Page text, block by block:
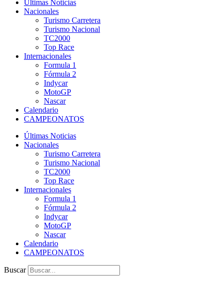
Últimas Noticias
Nacionales
Turismo Carretera
Turismo Nacional
TC2000
Top Race
Internacionales
Formula 1
Fórmula 2
Indycar
MotoGP
Nascar
Calendario
CAMPEONATOS
Últimas Noticias
Nacionales
Turismo Carretera
Turismo Nacional
TC2000
Top Race
Internacionales
Formula 1
Fórmula 2
Indycar
MotoGP
Nascar
Calendario
CAMPEONATOS
Buscar